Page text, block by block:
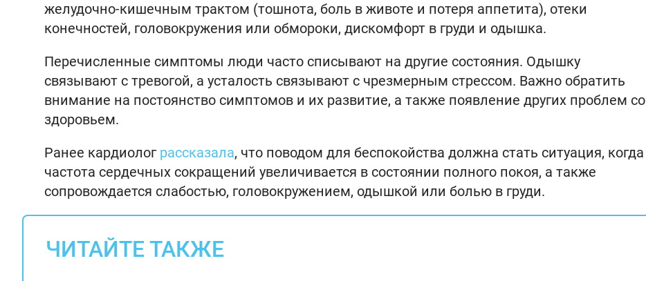
желудочно-кишечным трактом (тошнота, боль в животе и потеря аппетита), отеки
конечностей, головокружения или обмороки, дискомфорт в груди и одышка.
Перечисленные симптомы люди часто списывают на другие состояния. Одышку
связывают с тревогой, а усталость связывают с чрезмерным стрессом. Важно обратить
внимание на постоянство симптомов и их развитие, а также появление других проблем со
здоровьем.
Ранее кардиолог рассказала, что поводом для беспокойства должна стать ситуация, когда
частота сердечных сокращений увеличивается в состоянии полного покоя, а также
сопровождается слабостью, головокружением, одышкой или болью в груди.
ЧИТАЙТЕ ТАКЖЕ